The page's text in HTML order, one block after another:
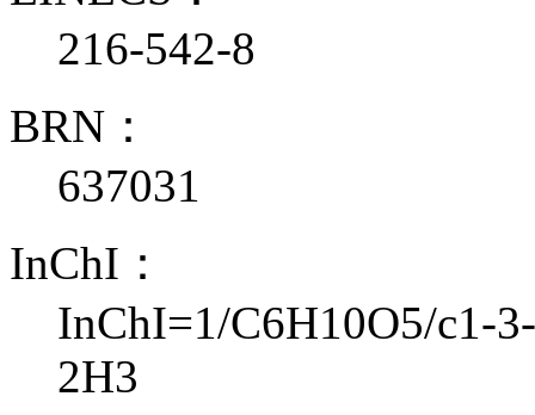
216-542-8
BRN：
637031
InChI：
InChI=1/C6H10O5/c1-
2H3